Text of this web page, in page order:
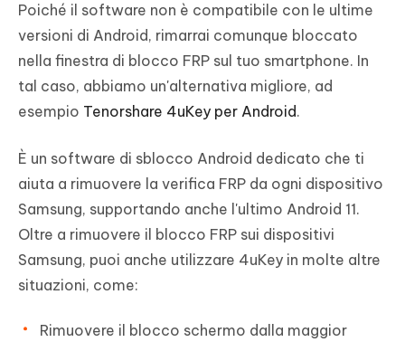
Poiché il software non è compatibile con le ultime
versioni di Android, rimarrai comunque bloccato
nella finestra di blocco FRP sul tuo smartphone. In
tal caso, abbiamo un'alternativa migliore, ad
esempio Tenorshare 4uKey per Android.
È un software di sblocco Android dedicato che ti
aiuta a rimuovere la verifica FRP da ogni dispositivo
Samsung, supportando anche l'ultimo Android 11.
Oltre a rimuovere il blocco FRP sui dispositivi
Samsung, puoi anche utilizzare 4uKey in molte altre
situazioni, come:
Rimuovere il blocco schermo dalla maggior